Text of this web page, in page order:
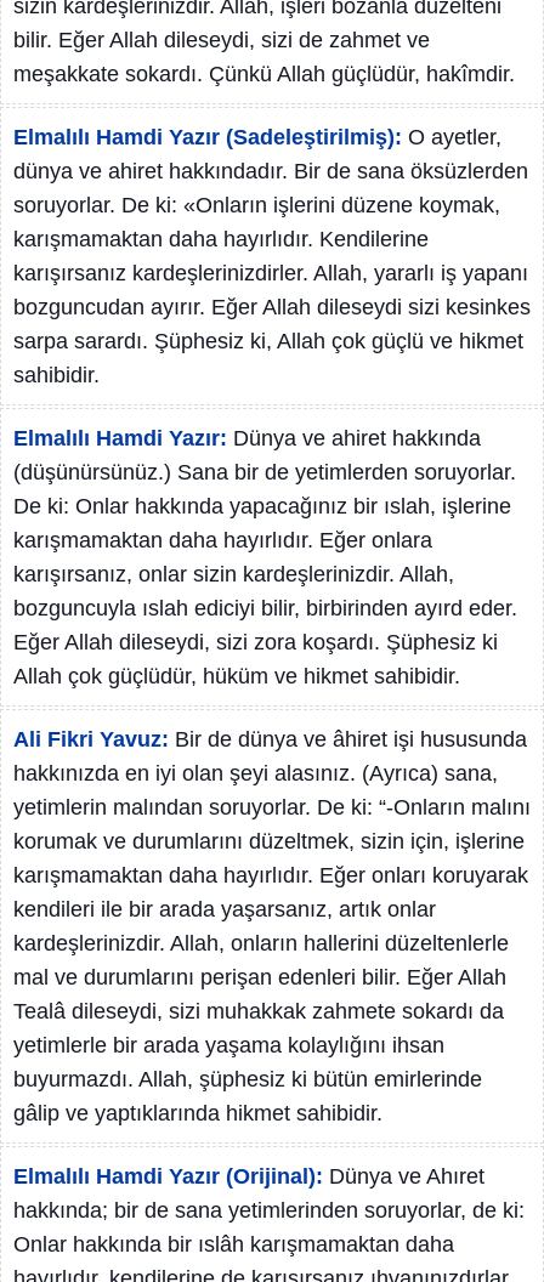
sizin kardeşlerinizdir. Allah, işleri bozanla düzelteni
bilir. Eğer Allah dileseydi, sizi de zahmet ve
meşakkate sokardı. Çünkü Allah güçlüdür, hakîmdir.
Elmalılı Hamdi Yazır (Sadeleştirilmiş): O ayetler,
dünya ve ahiret hakkındadır. Bir de sana öksüzlerden
soruyorlar. De ki: «Onların işlerini düzene koymak,
karışmamaktan daha hayırlıdır. Kendilerine
karışırsanız kardeşlerinizdirler. Allah, yararlı iş yapanı
bozguncudan ayırır. Eğer Allah dileseydi sizi kesinkes
sarpa sarardı. Şüphesiz ki, Allah çok güçlü ve hikmet
sahibidir.
Elmalılı Hamdi Yazır: Dünya ve ahiret hakkında
(düşünürsünüz.) Sana bir de yetimlerden soruyorlar.
De ki: Onlar hakkında yapacağınız bir ıslah, işlerine
karışmamaktan daha hayırlıdır. Eğer onlara
karışırsanız, onlar sizin kardeşlerinizdir. Allah,
bozguncuyla ıslah ediciyi bilir, birbirinden ayırd eder.
Eğer Allah dileseydi, sizi zora koşardı. Şüphesiz ki
Allah çok güçlüdür, hüküm ve hikmet sahibidir.
Ali Fikri Yavuz: Bir de dünya ve âhiret işi hususunda
hakkınızda en iyi olan şeyi alasınız. (Ayrıca) sana,
yetimlerin malından soruyorlar. De ki: “-Onların malını
korumak ve durumlarını düzeltmek, sizin için, işlerine
karışmamaktan daha hayırlıdır. Eğer onları koruyarak
kendileri ile bir arada yaşarsanız, artık onlar
kardeşlerinizdir. Allah, onların hallerini düzeltenlerle
mal ve durumlarını perişan edenleri bilir. Eğer Allah
Tealâ dileseydi, sizi muhakkak zahmete sokardı da
yetimlerle bir arada yaşama kolaylığını ihsan
buyurmazdı. Allah, şüphesiz ki bütün emirlerinde
gâlip ve yaptıklarında hikmet sahibidir.
Elmalılı Hamdi Yazır (Orijinal): Dünya ve Ahıret
hakkında; bir de sana yetimlerinden soruyorlar, de ki:
Onlar hakkında bir ıslâh karışmamaktan daha